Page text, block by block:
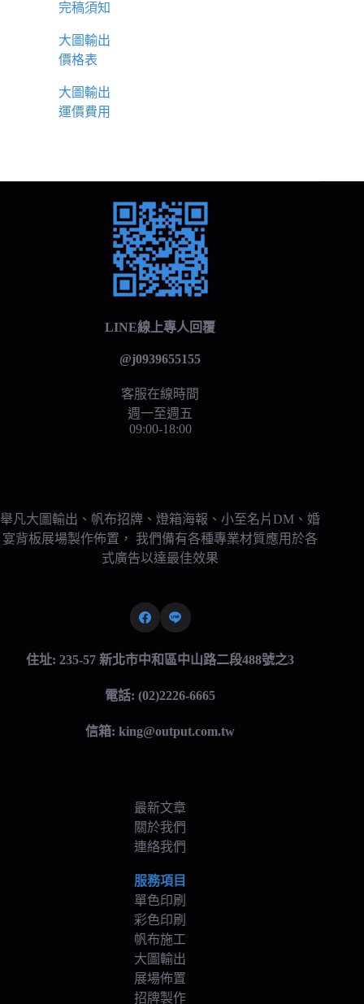
完稿須知
大圖輸出
價格表
大圖輸出
運價費用
LINE線上專人回覆
@j0939655155
客服在線時間
週一至週五
09:00-18:00
舉凡大圖輸出、帆布招牌、燈箱海報、小至名片DM、婚
宴背板展場製作佈置， 我們備有各種專業材質應用於各
式廣告以達最佳效果
住址: 235-57 新北市中和區中山路二段488號之3
電話: (02)2226-6665
信箱:king@output.com.tw
最新文章
關於我們
連絡我們
服務項目
單色印刷
彩色印刷
帆布施工
大圖輸出
展場佈置
招牌製作